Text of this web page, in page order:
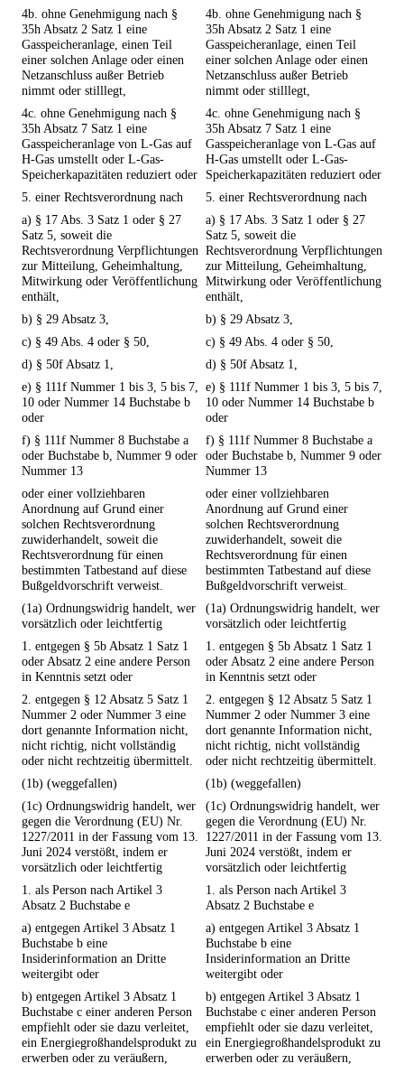
4b. ohne Genehmigung nach §
35h Absatz 2 Satz 1 eine
Gasspeicheranlage, einen Teil
einer solchen Anlage oder einen
Netzanschluss außer Betrieb
nimmt oder stilllegt,
4b. ohne Genehmigung nach §
35h Absatz 2 Satz 1 eine
Gasspeicheranlage, einen Teil
einer solchen Anlage oder einen
Netzanschluss außer Betrieb
nimmt oder stilllegt,
4c. ohne Genehmigung nach §
35h Absatz 7 Satz 1 eine
Gasspeicheranlage von L-Gas auf
H-Gas umstellt oder L-Gas-
Speicherkapazitäten reduziert oder
4c. ohne Genehmigung nach §
35h Absatz 7 Satz 1 eine
Gasspeicheranlage von L-Gas auf
H-Gas umstellt oder L-Gas-
Speicherkapazitäten reduziert oder
5. einer Rechtsverordnung nach
5. einer Rechtsverordnung nach
a) § 17 Abs. 3 Satz 1 oder § 27
Satz 5, soweit die
Rechtsverordnung Verpflichtungen
zur Mitteilung, Geheimhaltung,
Mitwirkung oder Veröffentlichung
enthält,
a) § 17 Abs. 3 Satz 1 oder § 27
Satz 5, soweit die
Rechtsverordnung Verpflichtungen
zur Mitteilung, Geheimhaltung,
Mitwirkung oder Veröffentlichung
enthält,
b) § 29 Absatz 3,
b) § 29 Absatz 3,
c) § 49 Abs. 4 oder § 50,
c) § 49 Abs. 4 oder § 50,
d) § 50f Absatz 1,
d) § 50f Absatz 1,
e) § 111f Nummer 1 bis 3, 5 bis 7,
10 oder Nummer 14 Buchstabe b
oder
e) § 111f Nummer 1 bis 3, 5 bis 7,
10 oder Nummer 14 Buchstabe b
oder
f) § 111f Nummer 8 Buchstabe a
oder Buchstabe b, Nummer 9 oder
Nummer 13
f) § 111f Nummer 8 Buchstabe a
oder Buchstabe b, Nummer 9 oder
Nummer 13
oder einer vollziehbaren
Anordnung auf Grund einer
solchen Rechtsverordnung
zuwiderhandelt, soweit die
Rechtsverordnung für einen
bestimmten Tatbestand auf diese
Bußgeldvorschrift verweist.
oder einer vollziehbaren
Anordnung auf Grund einer
solchen Rechtsverordnung
zuwiderhandelt, soweit die
Rechtsverordnung für einen
bestimmten Tatbestand auf diese
Bußgeldvorschrift verweist.
(1a) Ordnungswidrig handelt, wer
vorsätzlich oder leichtfertig
(1a) Ordnungswidrig handelt, wer
vorsätzlich oder leichtfertig
1. entgegen § 5b Absatz 1 Satz 1
oder Absatz 2 eine andere Person
in Kenntnis setzt oder
1. entgegen § 5b Absatz 1 Satz 1
oder Absatz 2 eine andere Person
in Kenntnis setzt oder
2. entgegen § 12 Absatz 5 Satz 1
Nummer 2 oder Nummer 3 eine
dort genannte Information nicht,
nicht richtig, nicht vollständig
oder nicht rechtzeitig übermittelt.
2. entgegen § 12 Absatz 5 Satz 1
Nummer 2 oder Nummer 3 eine
dort genannte Information nicht,
nicht richtig, nicht vollständig
oder nicht rechtzeitig übermittelt.
(1b) (weggefallen)
(1b) (weggefallen)
(1c) Ordnungswidrig handelt, wer
gegen die Verordnung (EU) Nr.
1227/2011 in der Fassung vom 13.
Juni 2024 verstößt, indem er
vorsätzlich oder leichtfertig
(1c) Ordnungswidrig handelt, wer
gegen die Verordnung (EU) Nr.
1227/2011 in der Fassung vom 13.
Juni 2024 verstößt, indem er
vorsätzlich oder leichtfertig
1. als Person nach Artikel 3
Absatz 2 Buchstabe e
1. als Person nach Artikel 3
Absatz 2 Buchstabe e
a) entgegen Artikel 3 Absatz 1
Buchstabe b eine
Insiderinformation an Dritte
weitergibt oder
a) entgegen Artikel 3 Absatz 1
Buchstabe b eine
Insiderinformation an Dritte
weitergibt oder
b) entgegen Artikel 3 Absatz 1
Buchstabe c einer anderen Person
empfiehlt oder sie dazu verleitet,
ein Energiegroßhandelsprodukt zu
erwerben oder zu veräußern,
b) entgegen Artikel 3 Absatz 1
Buchstabe c einer anderen Person
empfiehlt oder sie dazu verleitet,
ein Energiegroßhandelsprodukt zu
erwerben oder zu veräußern,